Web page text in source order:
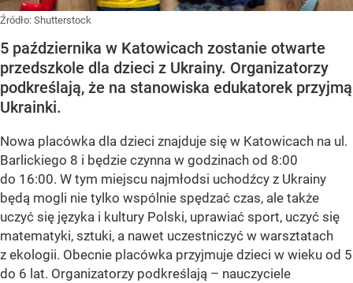
Źródło: Shutterstock
5 października w Katowicach zostanie otwarte
przedszkole dla dzieci z Ukrainy. Organizatorzy
podkreślają, że na stanowiska edukatorek przyjmą
Ukrainki.
Nowa placówka dla dzieci znajduje się w Katowicach na ul.
Barlickiego 8 i będzie czynna w godzinach od 8:00
do 16:00. W tym miejscu najmłodsi uchodźcy z Ukrainy
będą mogli nie tylko wspólnie spędzać czas, ale także
uczyć się języka i kultury Polski, uprawiać sport, uczyć się
matematyki, sztuki, a nawet uczestniczyć w warsztatach
z ekologii. Obecnie placówka przyjmuje dzieci w wieku od 5
do 6 lat. Organizatorzy podkreślają – nauczyciele